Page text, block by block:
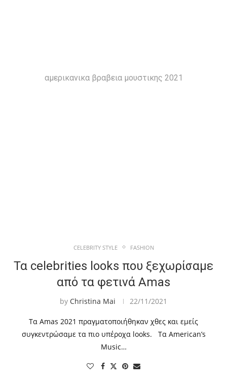
αμερικανικα βραβεια μουστικης 2021
CELEBRITY STYLE FASHION
Τα celebrities looks που ξεχωρίσαμε
από τα φετινά Amas
by Christina Mai 22/11/2021
Τα Amas 2021 πραγματοποιήθηκαν χθες και εμείς
συγκεντρώσαμε τα πιο υπέροχα looks. Τα American’s
Music…